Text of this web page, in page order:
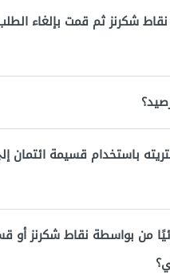
شكرنز ثم قمت بإلغاء
باستخدام قسيمة
من بواسطة نقاط شكرنز أو